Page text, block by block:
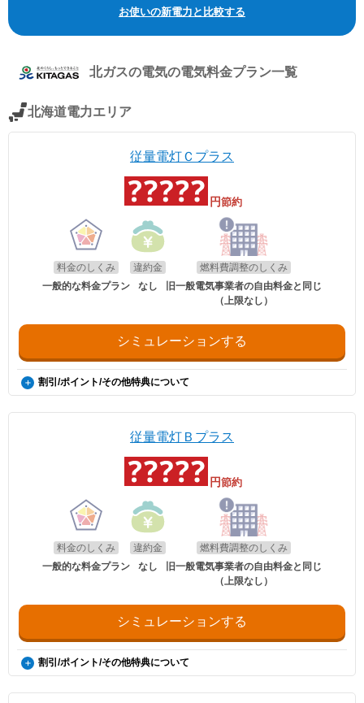
※北海道電力エリア「エネとくポイントプラン」「従量電灯C」、東北
電力エリア「よりそう+ｅねっとバリュー」「よりそう＋ファミリーバ
リュー」(kVA契約)、東京電力エリア「スタンダードS」「スタンダード
量電灯ネクスト」、関西電力エリア「なっトクでんき」「なっトクでん
きBiz」(kVA契約)、中国電力エリア「ぐっとずっと。プラン スマートコ
「おトクeプラン」「ビジネススタンダードプラン」(kVA契約)、九州電
※関西電力エリアの「なっトクでんき」「なっトクでんきBiz」ではガス
お使いの新電力と比較する
北ガスの電気の電気料金プラン一覧
北海道電力エリア
従量電灯Ｃプラス
円節約
料金のしくみ
一般的な料金プラン
違約金
なし
燃料費調整のしくみ
旧一般電気事業者の自由料金と同じ
（上限なし）
シミュレーションする
割引/ポイント/その他特典について
装置のいずれかが設置し使用している場合 1%割引
【給湯＋暖房割】ガスセントラルヒーティングまたは給湯器+暖房機が
設置し使用している場合 2%割引
【灯油セット割】家庭用として北海道ガスグループ会社の灯油定期配送
契約を締結し、北海道ガスグループ会社からのみ給油している場合 2％
【マイホーム発電割】エコウィル、コレモ、エネファームのいずれかを
設置し使用している場合 3%割引
※上記付帯割引率は燃料調整額を除いた電力量料金総額に対して適用さ
れます。
※付帯割引対象機器が複数設置されている場合、最も高い割引率が適用
されます。
※エネチェンジの節約額には上記割引額は含まれておりません。
従量電灯Ｂプラス
円節約
料金のしくみ
一般的な料金プラン
違約金
なし
燃料費調整のしくみ
旧一般電気事業者の自由料金と同じ
（上限なし）
シミュレーションする
割引/ポイント/その他特典について